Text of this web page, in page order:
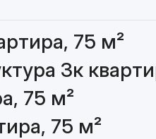
75 м²
3к
75 м²
75 м²